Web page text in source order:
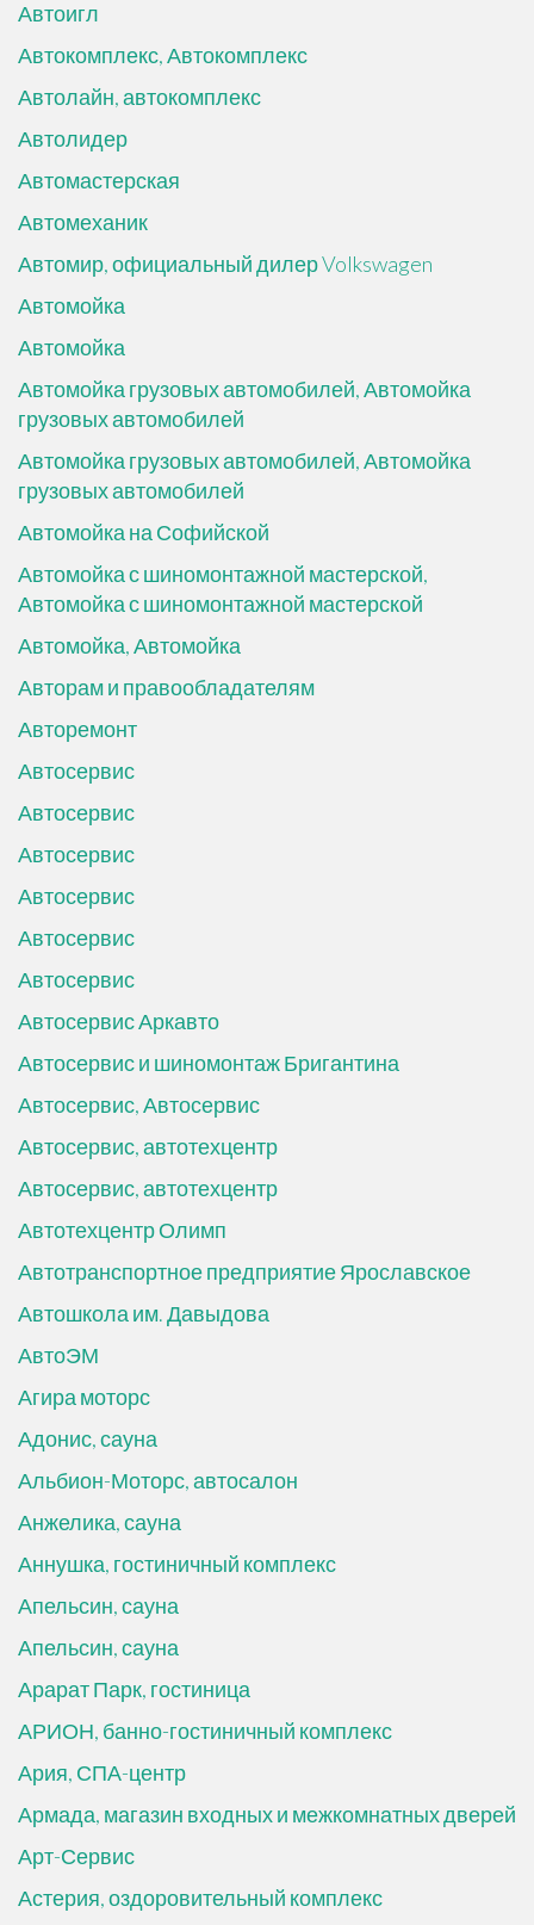
Автоигл
Автокомплекс, Автокомплекс
Автолайн, автокомплекс
Автолидер
Автомастерская
Автомеханик
Автомир, официальный дилер Volkswagen
Автомойка
Автомойка
Автомойка грузовых автомобилей, Автомойка
грузовых автомобилей
Автомойка грузовых автомобилей, Автомойка
грузовых автомобилей
Автомойка на Софийской
Автомойка с шиномонтажной мастерской,
Автомойка с шиномонтажной мастерской
Автомойка, Автомойка
Авторам и правообладателям
Авторемонт
Автосервис
Автосервис
Автосервис
Автосервис
Автосервис
Автосервис
Автосервис Аркавто
Автосервис и шиномонтаж Бригантина
Автосервис, Автосервис
Автосервис, автотехцентр
Автосервис, автотехцентр
Автотехцентр Олимп
Автотранспортное предприятие Ярославское
Автошкола им. Давыдова
АвтоЭМ
Агира моторс
Адонис, сауна
Альбион-Моторс, автосалон
Анжелика, сауна
Аннушка, гостиничный комплекс
Апельсин, сауна
Апельсин, сауна
Арарат Парк, гостиница
АРИОН, банно-гостиничный комплекс
Ария, СПА-центр
Армада, магазин входных и межкомнатных дверей
Арт-Сервис
Астерия, оздоровительный комплекс